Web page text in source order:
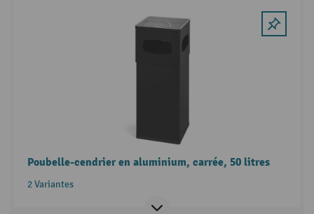
Poubelle-cendrier en aluminium, carrée, 50 litres
2 Variantes